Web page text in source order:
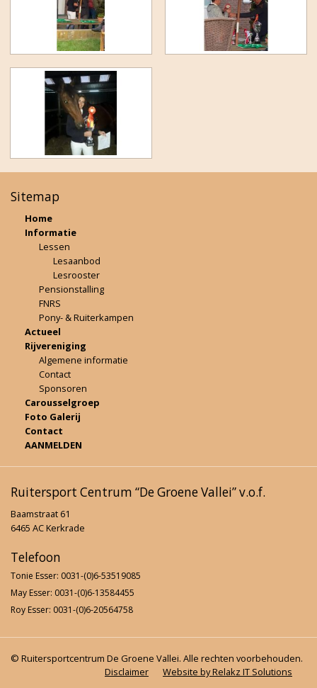
Sitemap
Home
Informatie
Lessen
Lesaanbod
Lesrooster
Pensionstalling
FNRS
Pony- & Ruiterkampen
Actueel
Rijvereniging
Algemene informatie
Contact
Sponsoren
Carousselgroep
Foto Galerij
Contact
AANMELDEN
Ruitersport Centrum “De Groene Vallei” v.o.f.
Baamstraat 61
6465 AC Kerkrade
Telefoon
Tonie Esser: 0031-(0)6-53519085
May Esser: 0031-(0)6-13584455
Roy Esser: 0031-(0)6-20564758
© Ruitersportcentrum De Groene Vallei. Alle rechten voorbehouden.
Website by Relakz IT Solutions
Disclaimer